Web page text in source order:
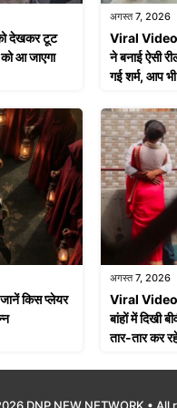
देखकर टूट
आ जाएगा
अगस्त 7, 2026
Viral Video:
ने बनाई ऐसी
गई शर्म, आप
किस प्लेयर
अगस्त 7, 2026
Viral Video:
बांहों में दिखी
तार-तार कर